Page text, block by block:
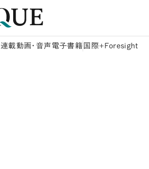
連載動画・音声 電子書籍 国際+Foresight